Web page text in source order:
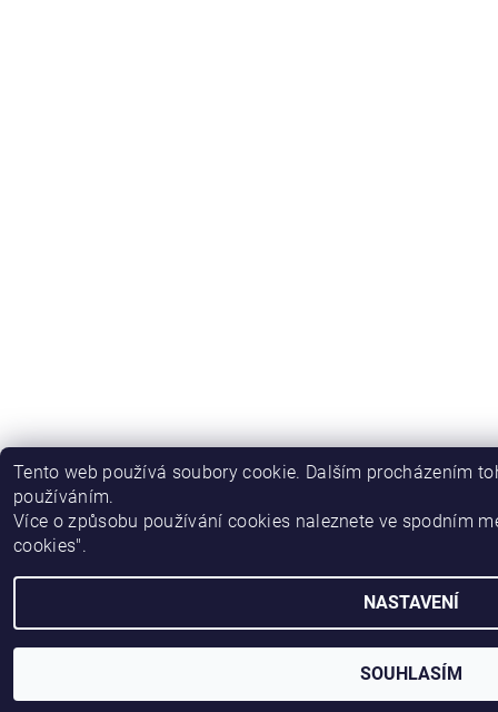
Tento web používá soubory cookie. Dalším procházením
používáním.
Více o způsobu používání cookies naleznete ve spodním
cookies".
NASTAVENÍ
SOUHLASÍM